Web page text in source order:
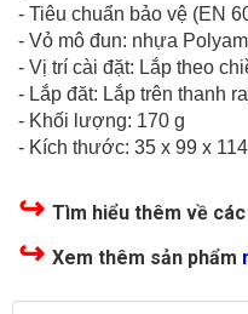
- Tiêu chuẩn bảo vệ (EN
- Vỏ mô đun: nhựa
- Vị trí cài đặt: Lắp theo
- Lắp đăt: Lắp trên thanh
- Khối lượng: 170 g
- Kích thước: 35 x 99 x
↪ Tìm hiểu thêm về
↪ Xem thêm sản phẩm